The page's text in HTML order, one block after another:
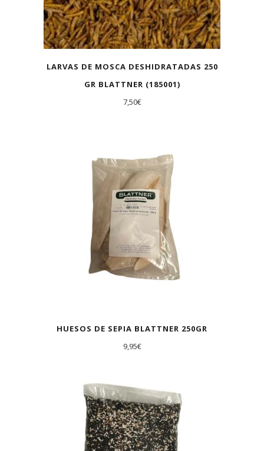
LARVAS DE MOSCA DESHIDRATADAS 250
GR BLATTNER (185001)
7,50€
HUESOS DE SEPIA BLATTNER 250GR
9,95€